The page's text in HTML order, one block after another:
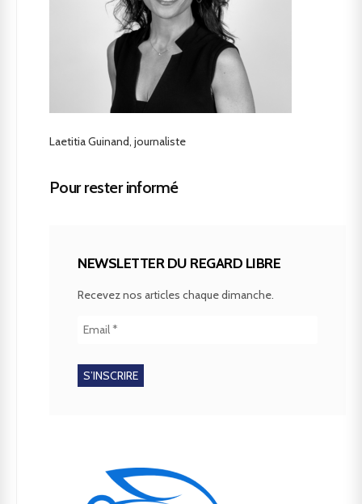
Laetitia Guinand, journaliste
Pour rester informé
NEWSLETTER DU REGARD LIBRE
Recevez nos articles chaque dimanche.